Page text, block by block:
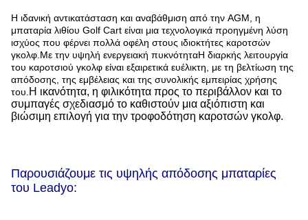
Η ιδανική αντικατάσταση και αναβάθμιση από την AGM, η
μπαταρία λιθίου Golf Cart είναι μια τεχνολογικά προηγμένη λύση
ισχύος που φέρνει πολλά οφέλη στους ιδιοκτήτες καροτσών
γκολφ.Με την υψηλή ενεργειακή πυκνότηταΗ διαρκής λειτουργία
του καροτσιού γκολφ είναι εξαιρετικά ευέλικτη, με τη βελτίωση της
απόδοσης, της εμβέλειας και της συνολικής εμπειρίας χρήσης
του. Η ικανότητα, η φιλικότητα προς το περιβάλλον και το
συμπαγές σχεδιασμό το καθιστούν μια αξιόπιστη και
βιώσιμη επιλογή για την τροφοδότηση καροτσών γκολφ.
Παρουσιάζουμε τις υψηλής απόδοσης μπαταρίες
του Leadyo: